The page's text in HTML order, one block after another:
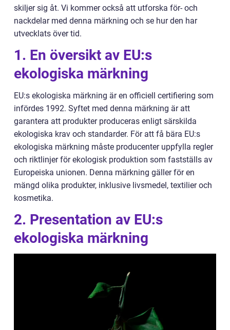
skiljer sig åt. Vi kommer också att utforska för- och
nackdelar med denna märkning och se hur den har
utvecklats över tid.
1. En översikt av EU:s
ekologiska märkning
EU:s ekologiska märkning är en officiell certifiering som
infördes 1992. Syftet med denna märkning är att
garantera att produkter produceras enligt särskilda
ekologiska krav och standarder. För att få bära EU:s
ekologiska märkning måste producenter uppfylla regler
och riktlinjer för ekologisk produktion som fastställs av
Europeiska unionen. Denna märkning gäller för en
mängd olika produkter, inklusive livsmedel, textilier och
kosmetika.
2. Presentation av EU:s
ekologiska märkning